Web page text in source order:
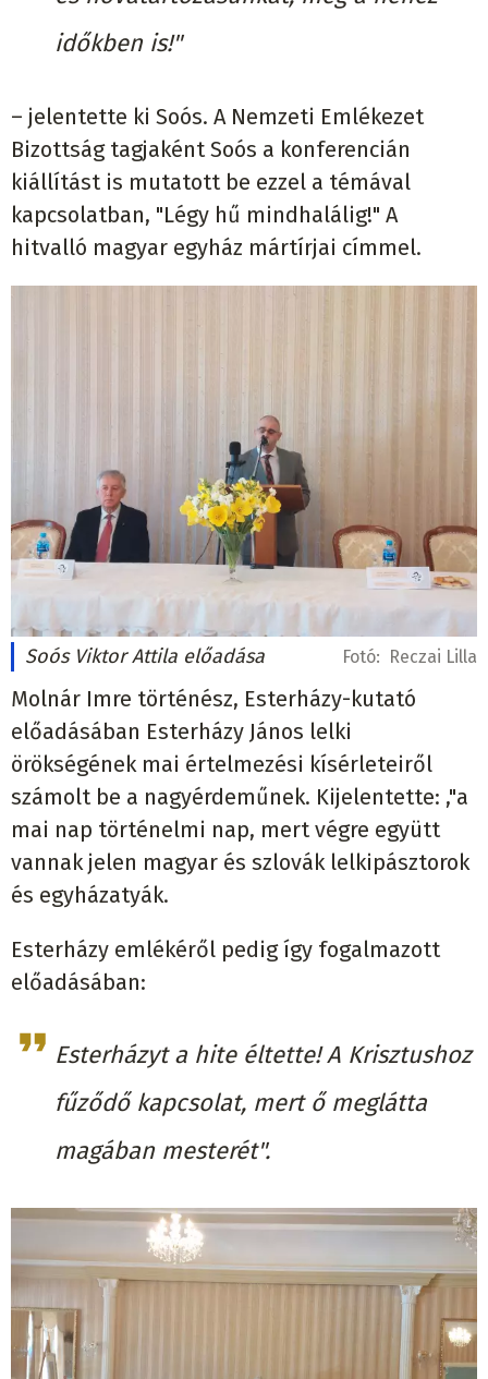
időkben is!"
– jelentette ki Soós. A Nemzeti Emlékezet
Bizottság tagjaként Soós a konferencián
kiállítást is mutatott be ezzel a témával
kapcsolatban, "Légy hű mindhalálig!" A
hitvalló magyar egyház mártírjai címmel.
Soós Viktor Attila előadása Fotó: Reczai Lilla
Molnár Imre történész, Esterházy-kutató
előadásában Esterházy János lelki
örökségének mai értelmezési kísérleteiről
számolt be a nagyérdeműnek. Kijelentette: ,"a
mai nap történelmi nap, mert végre együtt
vannak jelen magyar és szlovák lelkipásztorok
és egyházatyák.
Esterházy emlékéről pedig így fogalmazott
előadásában:
Esterházyt a hite éltette! A Krisztushoz
fűződő kapcsolat, mert ő meglátta
magában mesterét".